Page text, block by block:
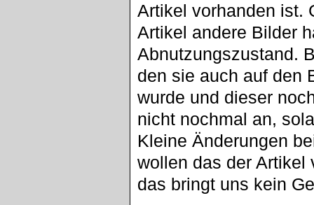
Artikel vorhanden ist.
Artikel andere Bilder
Abnutzungszustand.
den sie auch auf den
wurde und dieser
nicht nochmal an,
Kleine Änderungen
wollen das der Artikel
das bringt uns kein